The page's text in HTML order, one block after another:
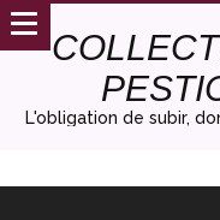
L'obligation de subir,